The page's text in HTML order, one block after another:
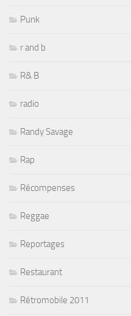
Punk
r and b
R& B
radio
Randy Savage
Rap
Récompenses
Reggae
Reportages
Restaurant
Rétromobile 2011